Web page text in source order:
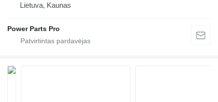
Lietuva, Kaunas
Power Parts Pro